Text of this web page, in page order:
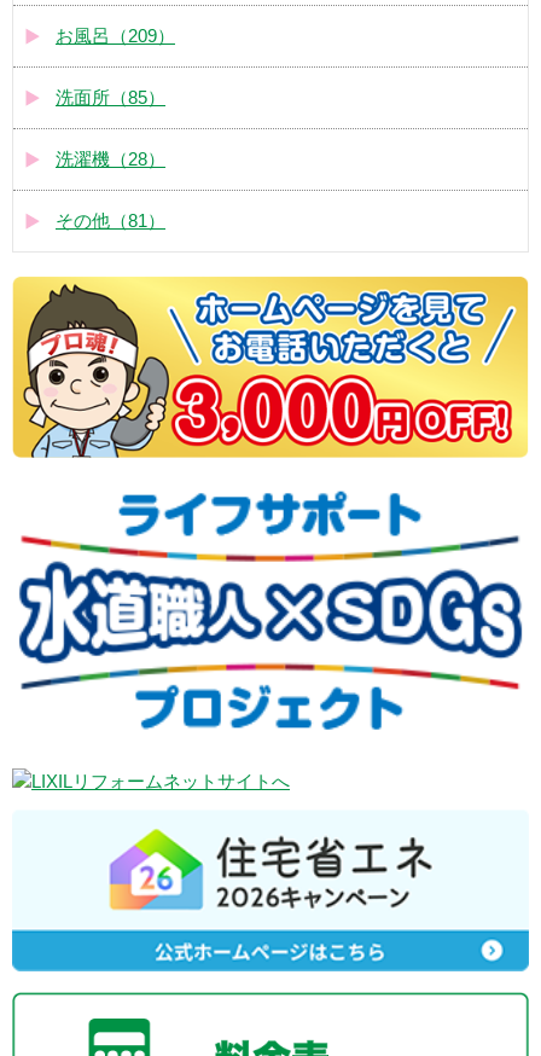
お風呂（209）
洗面所（85）
洗濯機（28）
その他（81）